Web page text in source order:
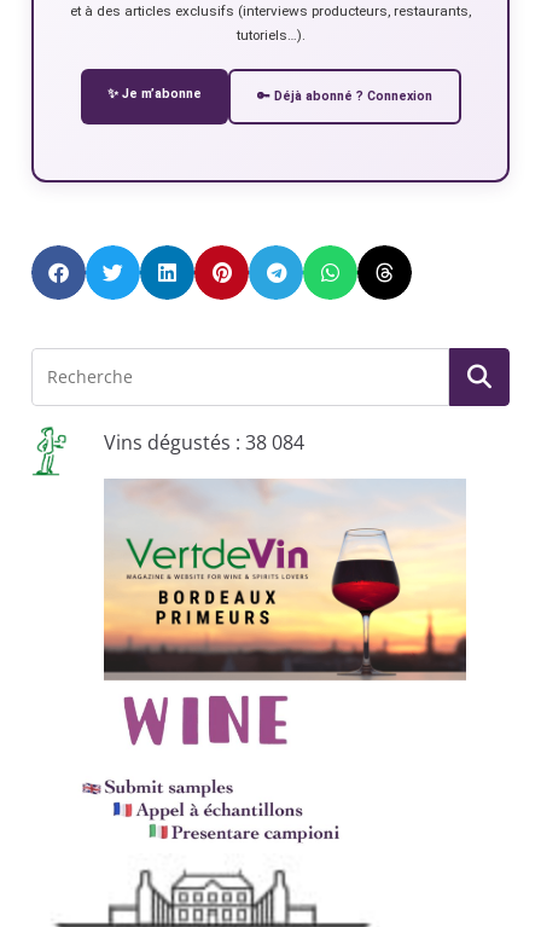
et à des articles exclusifs (interviews producteurs, restaurants,
tutoriels…).
✨ Je m’abonne 🔑 Déjà abonné ? Connexion
Vins dégustés : 38 084